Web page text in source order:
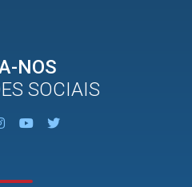
NOS
SOCIAIS